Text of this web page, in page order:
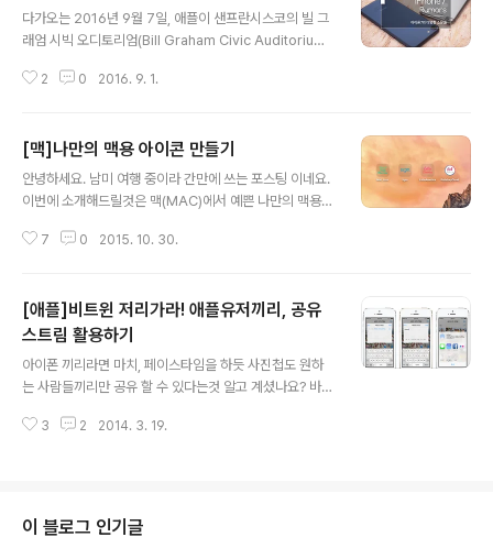
확인 합니다.설정 - 일반 - Siri 언어 설정에서 '한국어'가
되어 있는지 확인(다른 언어도 상관 없습니다) 여기서 한
면 '볼륨/진동'버튼으로 시리 역시 무음 상태에서는 무음을,
다가오는 2016년 9월 7일, 애플이 샌프란시스코의 빌 그
래엄 시빅 오디토리엄(Bill Graham Civic Auditorium)
다. 그 어떠한 루머들도 '~카더라'통신인 만큼, 실제로 공개
있는데요, 그러한 루머들중에 그나마 신뢰(?)가 가는 아이
폰7의 루머들을 총 정리 해보았습니다. ■ 이어폰 단자가
사라진다? 호불호가 가장 나뉘는 부분이 아닐까 싶습니다.
고 블루투스 또는 라이트닝 케이블에 이어폰을 바로 연결
2 0 2016. 9. 1.
[맥]나만의 맥용 아이콘 만들기
안녕하세요. 남미 여행 중이라 간만에 쓰는 포스팅 이네요.
이번에 소개해드릴것은 맥(MAC)에서 예쁜 나만의 맥용
맥을 쓰시는 분들이 꾸미기(?)를 좋아하시는 성향이 많으
콘을 만들기 위해선, '포토샵(Photoshop)'등의 디자인툴
이 필요합니다. 01. 포토샵을 실행 후, 새창(command +
N)을 만들고, 위와같이 가로세로 사이즈와 해상도를 설정
한다.(가로세로 사이즈는 얼마든지 변경하셔도 됩니다) 0
2. 라운드가 있는 쉐이프툴(Rounded Rectangle Too
l)을 선택하여 빈 여백을 한 번 클릭하고, 위와같이 가로세
7 0 2015. 10. 30.
[애플]비트윈 저리가라! 애플유저끼리, 공유
스트림 활용하기
아이폰 끼리라면 마치, 페이스타임을 하듯 사진첩도 원하
는 사람들끼리만 공유 할 수 있다는것 알고 계셨나요? 바
매킨토쉬 등의 애플 유저들끼리 사진첩을 공유 할 수 있습
깁니다. '공유'라는 아이콘으로 들어가면 위와 같이 '공유
스트림'을 사용할 수 있습니다. 그저, 새로운 공유스트림 생
3 2 2014. 3. 19.
이 블로그 인기글